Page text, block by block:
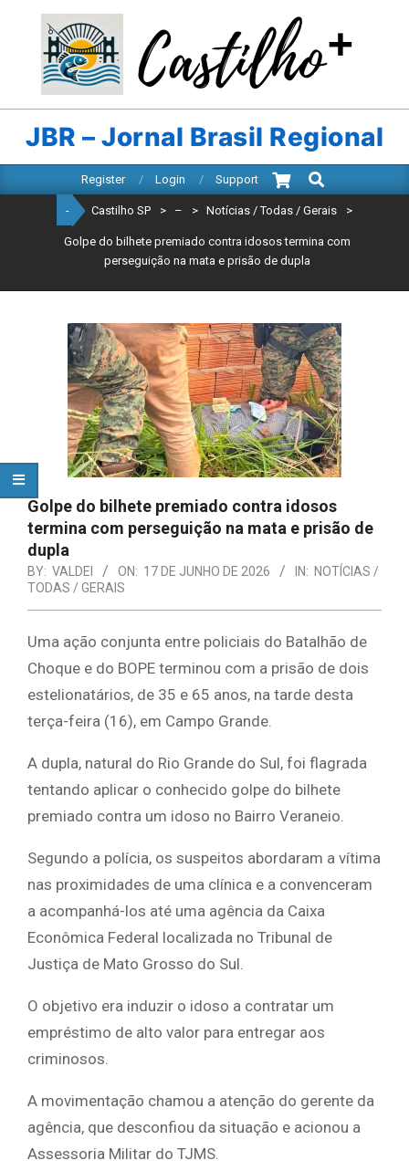
content
CASTILHO
SP
JBR – Jornal Brasil Regional
Navigation
Register Login Support
Search
- Castilho SP > – > Notícias / Todas / Gerais >
Golpe do bilhete premiado contra idosos termina com
perseguição na mata e prisão de dupla
Golpe do bilhete premiado contra idosos
termina com perseguição na mata e prisão de
dupla
BY: VALDEI ON: 17 DE JUNHO DE 2026 IN: NOTÍCIAS /
TODAS / GERAIS
Uma ação conjunta entre policiais do Batalhão de
Choque e do BOPE terminou com a prisão de dois
estelionatários, de 35 e 65 anos, na tarde desta
terça-feira (16), em Campo Grande.
A dupla, natural do Rio Grande do Sul, foi flagrada
tentando aplicar o conhecido golpe do bilhete
premiado contra um idoso no Bairro Veraneio.
Segundo a polícia, os suspeitos abordaram a vítima
nas proximidades de uma clínica e a convenceram
a acompanhá-los até uma agência da Caixa
Econômica Federal localizada no Tribunal de
Justiça de Mato Grosso do Sul.
O objetivo era induzir o idoso a contratar um
empréstimo de alto valor para entregar aos
criminosos.
A movimentação chamou a atenção do gerente da
agência, que desconfiou da situação e acionou a
Assessoria Militar do TJMS.